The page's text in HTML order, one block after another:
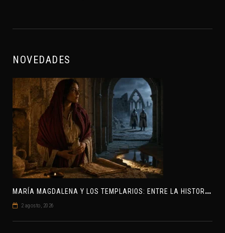
NOVEDADES
M
ARÍA MAGDALENA Y LOS TEMPLARIOS: ENTRE LA HISTORIA Y EL MISTERIO
2 agosto, 2026